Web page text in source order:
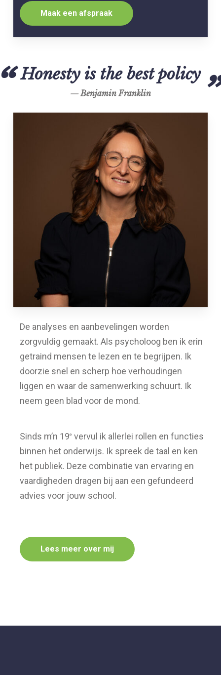
Maak een afspraak
Honesty is the best policy
Benjamin Franklin
De analyses en aanbevelingen worden
zorgvuldig gemaakt. Als psycholoog ben ik erin
getraind mensen te lezen en te begrijpen. Ik
doorzie snel en scherp hoe verhoudingen
liggen en waar de samenwerking schuurt. Ik
neem geen blad voor de mond.
Sinds m’n 19e vervul ik allerlei rollen en functies
binnen het onderwijs. Ik spreek de taal en ken
het publiek. Deze combinatie van ervaring en
vaardigheden dragen bij aan een gefundeerd
advies voor jouw school.
Lees meer over mij